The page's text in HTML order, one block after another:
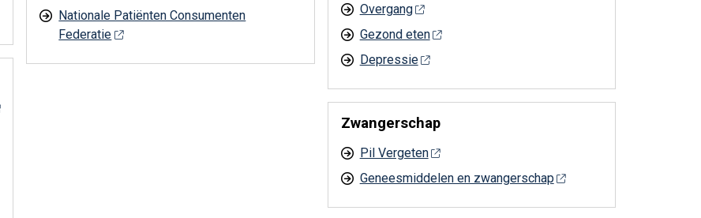
Nationale Patiënten Consumenten
Federatie
Overgang
Gezond eten
Depressie
Zwangerschap
Pil Vergeten
Geneesmiddelen en zwangerschap